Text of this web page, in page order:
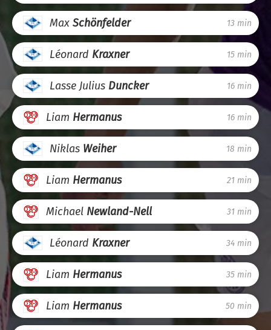
MaxSchönfelder 13 min
Léonard Kraxner 15 min
Lasse Julius Duncker 16 min
Liam Hermanus 16 min
Niklas Weiher 18 min
Liam Hermanus 21 min
Michael Newland-Nell 31 min
Léonard Kraxner 34 min
Liam Hermanus 35 min
Liam Hermanus 50 min